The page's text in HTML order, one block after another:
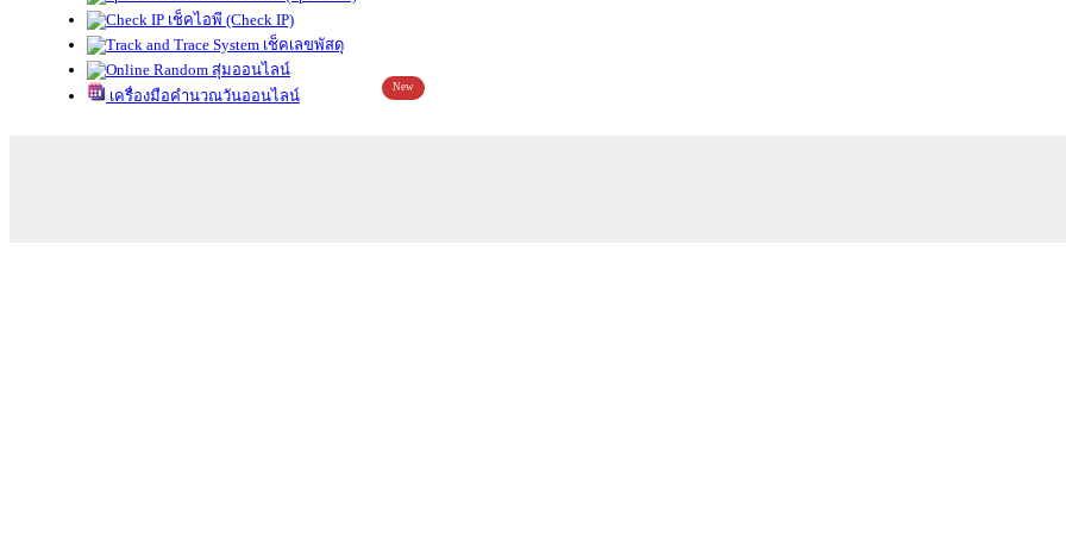
เช็คไอพี (Check IP)
เช็คเลขพัสดุ
สุ่มออนไลน์
เครื่องมือคำนวณวันออนไลน์
New